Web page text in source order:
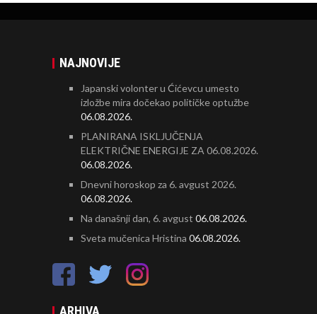
NAJNOVIJE
Japanski volonter u Ćićevcu umesto
izložbe mira dočekao političke optužbe
06.08.2026.
PLANIRANA ISKLJUČENJA
ELEKTRIČNE ENERGIJE ZA 06.08.2026.
06.08.2026.
Dnevni horoskop za 6. avgust 2026.
06.08.2026.
Na današnji dan, 6. avgust 06.08.2026.
Sveta mučenica Hristina 06.08.2026.
ARHIVA